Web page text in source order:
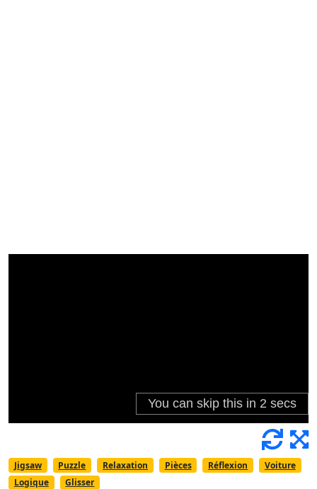
Jigsaw Puzzle Relaxation Pièces Réflexion
Voiture
Logique
Glisser